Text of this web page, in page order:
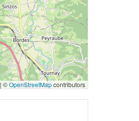
| ©OpenStreetMapcontributors